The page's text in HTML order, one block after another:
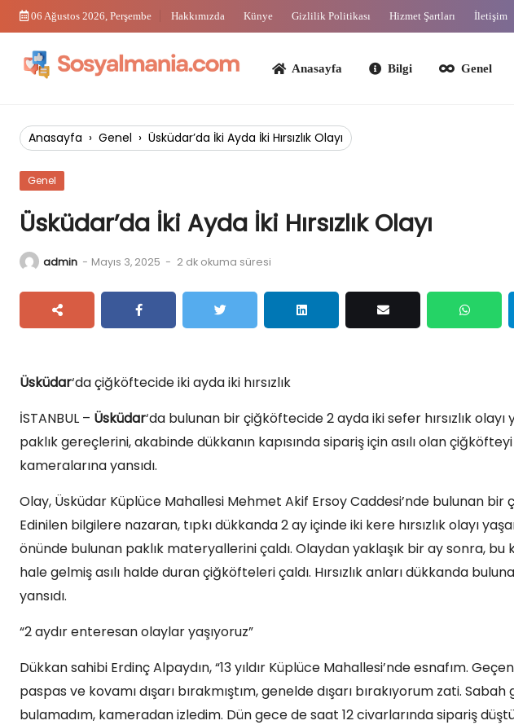
Skip
06 Ağustos 2026, Perşembe Hakkımızda Künye Gizlilik Politikası Hizmet Şartları İletişim
Anasayfa Bilgi Genel
Anasayfa › Genel › Üsküdar’da İki Ayda İki Hırsızlık Olayı
Genel
Üsküdar’da İki Ayda İki Hırsızlık Olayı
admin - Mayıs 3, 2025 - 2 dk okuma süresi
Üsküdar‘da çiğköftecide iki ayda iki hırsızlık
İSTANBUL – Üsküdar‘da bulunan bir çiğköftecide 2 ayda iki sefer hırsızlık
paklık gereçlerini, akabinde dükkanın kapısında sipariş için asılı olan
kameralarına yansıdı.
Olay, Üsküdar Küplüce Mahallesi Mehmet Akif Ersoy Caddesi’nde bulunan
Edinilen bilgilere nazaran, tıpkı dükkanda 2 ay içinde iki kere hırsızlık olayı
önünde bulunan paklık materyallerini çaldı. Olaydan yaklaşık bir ay sonra, bu
hale gelmiş asılı halde duran çiğköfteleri çaldı. Hırsızlık anları dükkanda
yansıdı.
“2 aydır enteresan olaylar yaşıyoruz”
Dükkan sahibi Erdinç Alpaydın, “13 yıldır Küplüce Mahallesi’nde esnafım.
paspas ve kovamı dışarı bırakmıştım, genelde dışarı bırakıyorum zati.
bulamadım, kameradan izledim. Dün gece de saat 12 civarlarında sipariş